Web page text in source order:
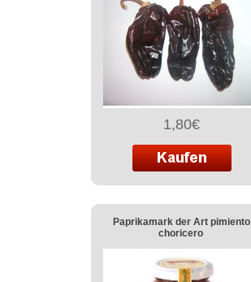
1,80€
Paprikamark der Art pimiento
choricero